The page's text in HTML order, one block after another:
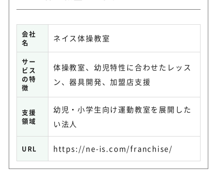
会社
名
ネイス体操教室
サー
ビス
の特
徴
体操教室、幼児特性に合わせたレッス
ン、器具開発、加盟店支援
支援
領域
幼児・小学生向け運動教室を展開した
い法人
URL https://ne-is.com/franchise/